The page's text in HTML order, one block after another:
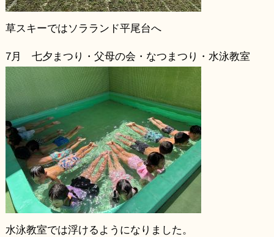
草スキーではソラランド平尾台へ
7月 七夕まつり・父母の会・なつまつり・水泳教室
水泳教室では浮けるようになりました。